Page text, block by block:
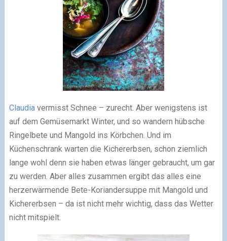
Claudiavermisst Schnee – zurecht. Aber wenigstens ist
auf dem Gemüsemarkt Winter, und so wandern hübsche
Ringelbete und Mangold ins Körbchen. Und im
Küchenschrank warten die Kichererbsen, schon ziemlich
lange wohl denn sie haben etwas länger gebraucht, um gar
zu werden. Aber alles zusammen ergibt das alles eine
herzerwärmende Bete-Koriandersuppe mit Mangold und
Kichererbsen – da ist nicht mehr wichtig, dass das Wetter
nicht mitspielt.